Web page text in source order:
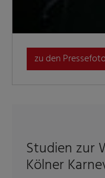
zu den
Studien zur
Kölner